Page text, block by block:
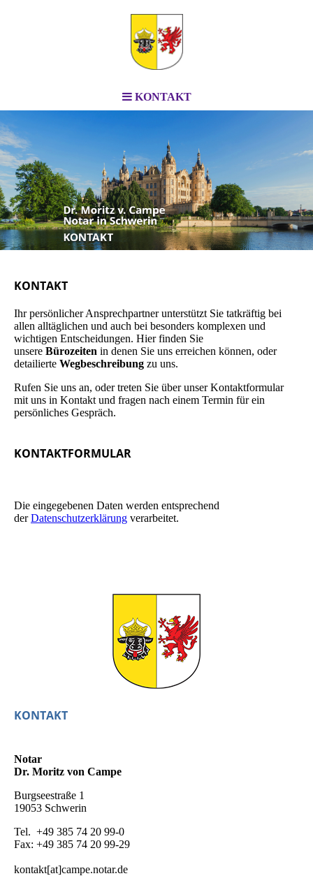
KONTAKT
KONTAKT
Ihr persönlicher Ansprechpartner unterstützt Sie tatkräftig bei
allen alltäglichen und auch bei besonders komplexen und
wichtigen Entscheidungen. Hier finden Sie
unsere Bürozeiten in denen Sie uns erreichen können, oder
detailierte Wegbeschreibung zu uns.
Rufen Sie uns an, oder treten Sie über unser Kontaktformular
mit uns in Kontakt und fragen nach einem Termin für ein
persönliches Gespräch.
KONTAKTFORMULAR
Die eingegebenen Daten werden entsprechend
derDatenschutzerklärung verarbeitet.
KONTAKT
Notar
Dr. Moritz von Campe
Burgseestraße 1
19053 Schwerin
Tel. +49 385 74 20 99-0
Fax: +49 385 74 20 99-29
kontakt[at]campe.notar.de